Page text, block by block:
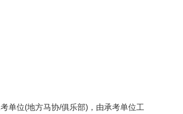
单位(地方马协/俱乐部)，由承考单位工